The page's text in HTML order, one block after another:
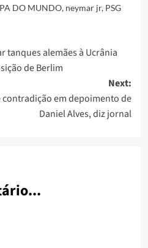
DO MUNDO, neymar jr, PSG
tanques alemães à Ucrânia
de Berlim
Next:
em depoimento de
Daniel Alves, diz jornal